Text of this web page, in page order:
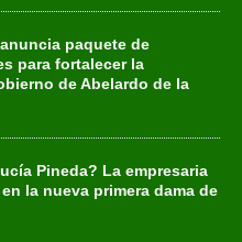
paquete de
para fortalecer la
de Abelardo de la
Pineda? La empresaria
la nueva primera dama de